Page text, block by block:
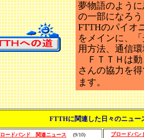
夢物語のよう
の一部になろ
FTTHのパイオ
をメインに、
用方法、通信
ＦＴＴＨは動
さんの協力を
ます。
FTTHに関連した日々のニュー
ードバンド 関連ニュース (9/10) ブロードバ